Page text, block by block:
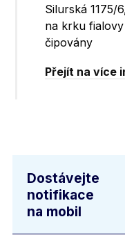
Silurská 1175/
na krku
čipovány
Přejít na více
Dostávejte
notifikace
na mobil